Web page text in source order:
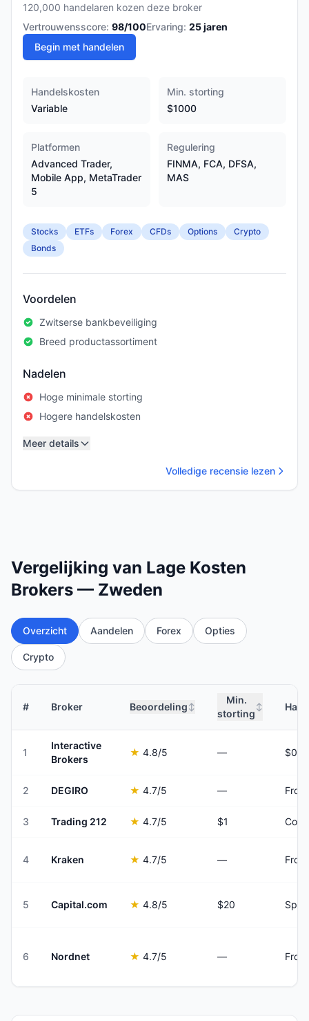
120,000 handelaren kozen deze broker
Vertrouwensscore: 98/100Ervaring: 25jaren
Begin met handelen
Handelskosten
Variable
Min. storting
$1000
Platformen
Advanced Trader,
Mobile App, MetaTrader
5
Regulering
FINMA, FCA, DFSA,
MAS
Stocks ETFs Forex CFDs Options
Crypto
Bonds
Voordelen
Zwitserse bankbeveiliging
Breed productassortiment
Nadelen
Hoge minimale storting
Hogere handelskosten
Meer details
Volledige recensie lezen
Vergelijking van Lage Kosten
Brokers — Zweden
Overzicht Aandelen Forex Opties
Crypto
# Broker Beoordeling ↕
Min.
storting
↕
1
Interactive
Brokers
★ 4.8/5 —
2 DEGIRO ★ 4.7/5 —
3 Trading 212 ★ 4.7/5 $1
4 Kraken ★ 4.7/5 —
5 Capital.com ★ 4.8/5 $20
6 Nordnet ★ 4.7/5 —